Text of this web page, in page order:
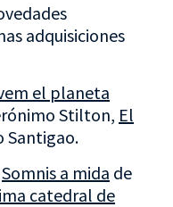
adquisiciones
el planeta
Stilton, El
Santigao.
Somnis a mida de
catedral de